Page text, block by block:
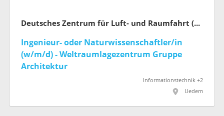
Deutsches Zentrum für Luft- und Raumfahrt (DLR)
Ingenieur- oder Naturwissenschaftler/in
(w/m/d) - Weltraumlagezentrum Gruppe
Architektur
Informationstechnik +2
Uedem